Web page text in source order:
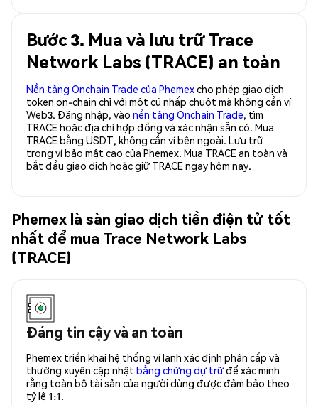
Bước 3. Mua và lưu trữ Trace
Network Labs (TRACE) an toàn
Nền tảng Onchain Trade của Phemexcho phép giao dịch
token on-chain chỉ với một cú nhấp chuột mà không cần ví
Web3. Đăng nhập, vào nền tảng Onchain Trade, tìm
TRACE hoặc địa chỉ hợp đồng và xác nhận sẵn có. Mua
TRACE bằng USDT, không cần ví bên ngoài. Lưu trữ
trong ví bảo mật cao của Phemex. Mua TRACE an toàn và
bắt đầu giao dịch hoặc giữ TRACE ngay hôm nay.
Phemex là sàn giao dịch tiền điện tử tốt
nhất để mua Trace Network Labs
(TRACE)
Đáng tin cậy và an toàn
Phemex triển khai hệ thống ví lạnh xác định phân cấp và
thường xuyên cập nhật bằng chứng dự trữđể xác minh
rằng toàn bộ tài sản của người dùng được đảm bảo theo
tỷ lệ 1:1.